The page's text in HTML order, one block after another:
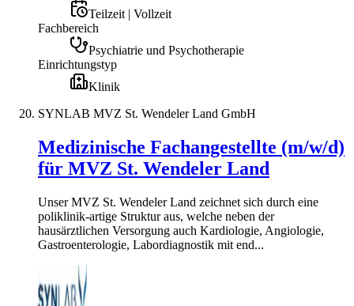
Teilzeit | Vollzeit
Fachbereich
Psychiatrie und Psychotherapie
Einrichtungstyp
Klinik
SYNLAB MVZ St. Wendeler Land GmbH
Medizinische Fachangestellte (m/w/d)
für MVZ St. Wendeler Land
Unser MVZ St. Wendeler Land zeichnet sich durch eine
poliklinik-artige Struktur aus, welche neben der
hausärztlichen Versorgung auch Kardiologie, Angiologie,
Gastroenterologie, Labordiagnostik mit end...